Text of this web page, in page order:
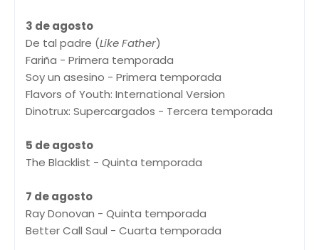
3 de agosto
De tal padre (Like Father)
Fariña - Primera temporada
Soy un asesino - Primera temporada
Flavors of Youth: International Version
Dinotrux: Supercargados - Tercera temporada
5 de agosto
The Blacklist - Quinta temporada
7 de agosto
Ray Donovan - Quinta temporada
Better Call Saul - Cuarta temporada